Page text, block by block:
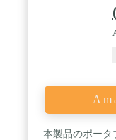
本製品のポータ